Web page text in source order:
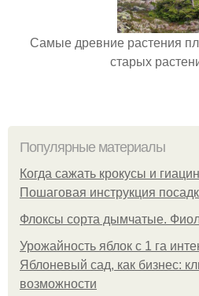
Самые древние растения
старых
Популярные материалы
Когда сажать крокусы и
Пошаговая инструкция
Флоксы сорта дымчатые.
Урожайность яблок с 1 га
Яблоневый сад, как бизнес:
возможности